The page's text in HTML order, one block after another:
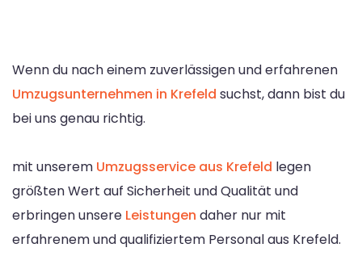
Wenn du nach einem zuverlässigen und erfahrenen
Umzugsunternehmen in Krefeld suchst, dann bist du
bei uns genau richtig.
mit unserem Umzugsservice aus Krefeld legen
größten Wert auf Sicherheit und Qualität und
erbringen unsere Leistungen daher nur mit
erfahrenem und qualifiziertem Personal aus Krefeld.